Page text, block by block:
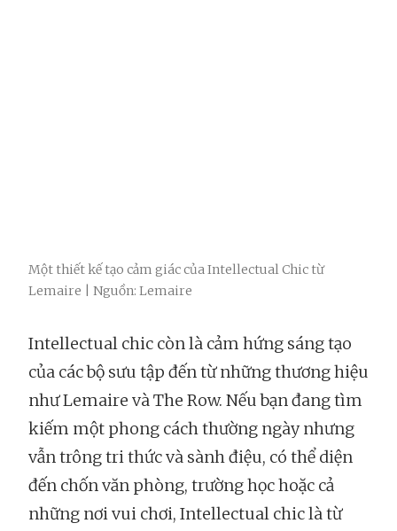
Một thiết kế tạo cảm giác của Intellectual Chic từ
Lemaire | Nguồn: Lemaire
Intellectual chic còn là cảm hứng sáng tạo
của các bộ sưu tập đến từ những thương hiệu
như Lemaire và The Row. Nếu bạn đang tìm
kiếm một phong cách thường ngày nhưng
vẫn trông tri thức và sành điệu, có thể diện
đến chốn văn phòng, trường học hoặc cả
những nơi vui chơi, Intellectual chic là từ